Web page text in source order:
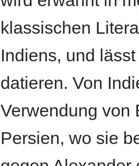
klassischen
Indiens, und
datieren. Von
Verwendung von
Persien, wo sie